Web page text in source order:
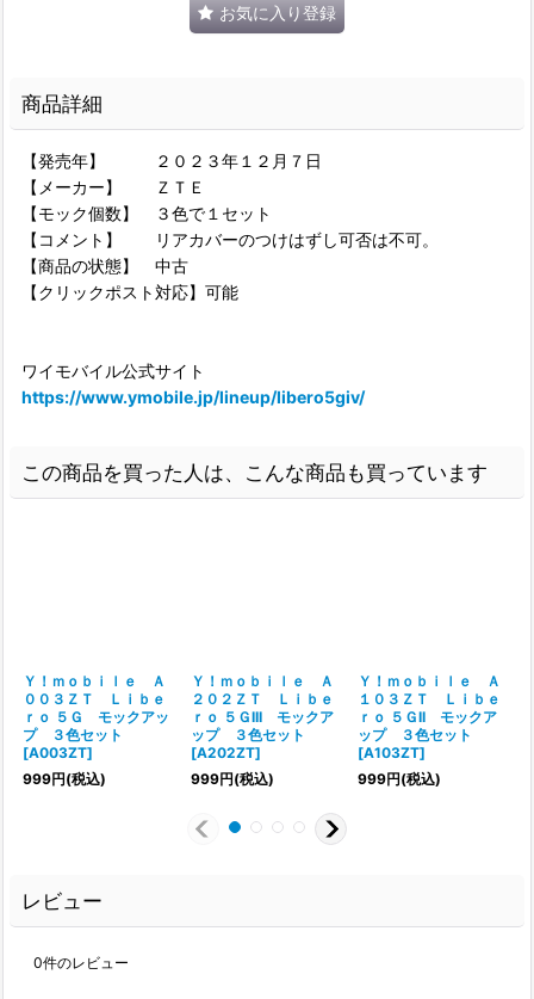
お気に入り登録
商品詳細
【発売年】 ２０２３年１２月７日
【メーカー】 ＺＴＥ
【モック個数】 ３色で１セット
【コメント】 リアカバーのつけはずし可否は不可。
【商品の状態】 中古
【クリックポスト対応】可能
ワイモバイル公式サイト
https://www.ymobile.jp/lineup/libero5giv/
この商品を買った人は、こんな商品も買っています
Ｙ！ｍｏｂｉｌｅ Ａ
００３ＺＴ Ｌｉｂｅ
ｒｏ ５Ｇ モックアッ
プ ３色セット
[A003ZT]
999円(税込)
Ｙ！ｍｏｂｉｌｅ Ａ
２０２ＺＴ Ｌｉｂｅ
ｒｏ ５ＧIII モックア
ップ ３色セット
[A202ZT]
999円(税込)
Ｙ！ｍｏｂｉｌｅ Ａ
１０３ＺＴ Ｌｉｂｅ
ｒｏ ５ＧII モックア
ップ ３色セット
[A103ZT]
999円(税込)
レビュー
0件のレビュー